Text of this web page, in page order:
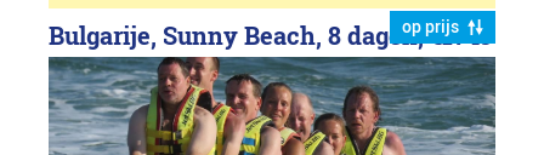
op prijs
Bulgarije, Sunny Beach, 8 dagen,€1749